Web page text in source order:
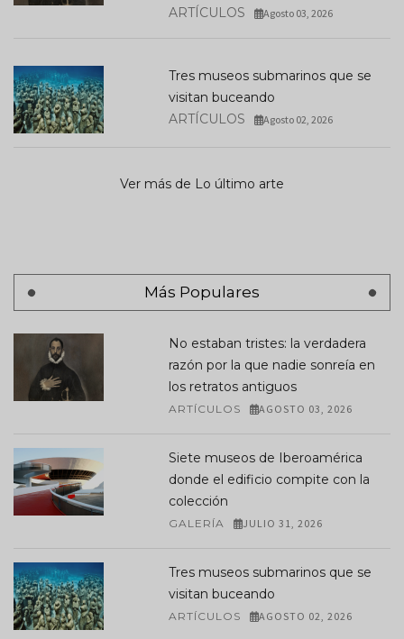
ARTÍCULOS
Agosto 03, 2026
Tres museos submarinos que se
visitan buceando
ARTÍCULOS
Agosto 02, 2026
Ver más de Lo último arte
Más Populares
No estaban tristes: la verdadera
razón por la que nadie sonreía en
los retratos antiguos
ARTÍCULOS AGOSTO 03, 2026
Siete museos de Iberoamérica
donde el edificio compite con la
colección
GALERÍA JULIO 31, 2026
Tres museos submarinos que se
visitan buceando
ARTÍCULOS AGOSTO 02, 2026